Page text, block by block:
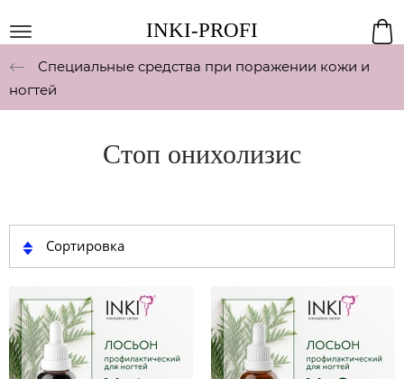
INKI-PROFI
Специальные средства при поражении кожи и
ногтей
Стоп онихолизис
Сортировка